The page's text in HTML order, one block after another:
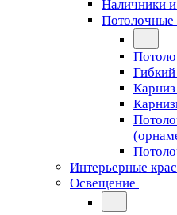
Наличники
Потолочные
Гибкий
Интерьерные
Освещение